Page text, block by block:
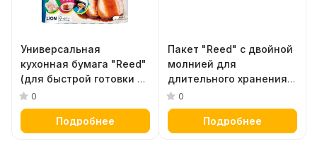
Универсальная
кухонная бумага "Reed"
(для быстрой готовки в
СВЧ, маринования,
снижения
калорийности,
0
Подробнее
Пакет "Reed" с двойной
молнией для
длительного хранения и
замораживание
продуктов и готовых
блюд в холодильнике /
0
Подробнее